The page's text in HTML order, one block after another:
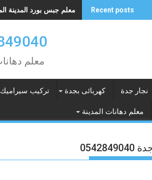
Recent posts معلم جبس بورد المدينة المنورة
0542849040
معلم
نجار جدة كهربائى بجدة تركيب
معلم دهانات المدينة